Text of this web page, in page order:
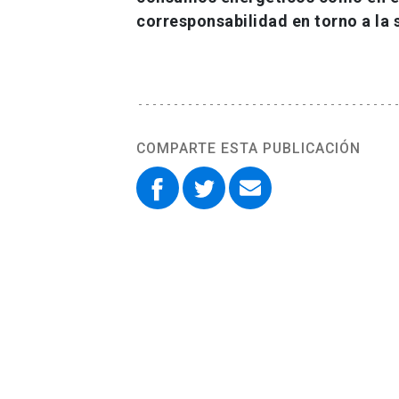
corresponsabilidad en torno a la
COMPARTE ESTA PUBLICACIÓN